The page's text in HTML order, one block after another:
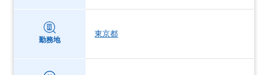
勤務地
東京都